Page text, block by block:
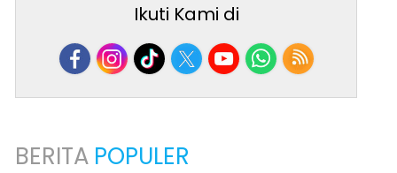
Ikuti Kami di
BERITA POPULER